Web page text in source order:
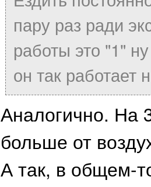
пару раз ради
работы это "1"
он так работает
Аналогично. На
больше от
А так, в общем-